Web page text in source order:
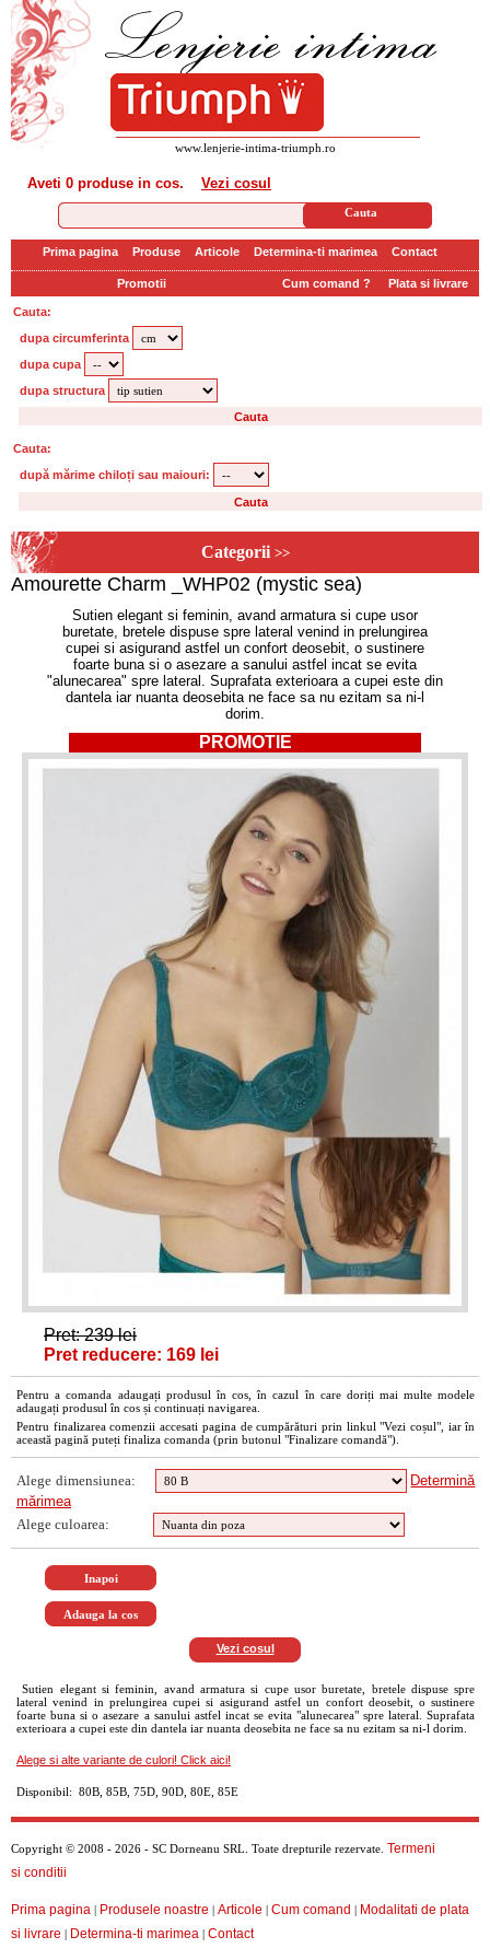
www.lenjerie-intima-triumph.ro
Aveti 0 produse in cos. Vezi cosul
Prima pagina Produse Articole Determina-ti marimea Contact
Promotii Cum comand ? Plata si livrare
Cauta:
dupa circumferinta
dupa cupa
dupa structura
Cauta:
după mărime chiloți sau maiouri:
Categorii >>
Amourette Charm _WHP02 (mystic sea)
Sutien elegant si feminin, avand armatura si cupe usor
buretate, bretele dispuse spre lateral venind in prelungirea
cupei si asigurand astfel un confort deosebit, o sustinere
foarte buna si o asezare a sanului astfel incat se evita
"alunecarea" spre lateral. Suprafata exterioara a cupei este din
dantela iar nuanta deosebita ne face sa nu ezitam sa ni-l
dorim.
PROMOTIE
Pret: 239 lei
Pret reducere: 169 lei
Pentru a comanda adaugați produsul în cos, în cazul în care doriți mai multe modele
adaugați produsul în cos și continuați navigarea.
Pentru finalizarea comenzii accesati pagina de cumpărături prin linkul "Vezi coșul", iar în
această pagină puteți finaliza comanda (prin butonul "Finalizare comandă").
Alege dimensiunea:
Determină
mărimea
Alege culoarea:
Vezi cosul
Sutien elegant si feminin, avand armatura si cupe usor buretate, bretele dispuse spre
lateral venind in prelungirea cupei si asigurand astfel un confort deosebit, o sustinere
foarte buna si o asezare a sanului astfel incat se evita "alunecarea" spre lateral. Suprafata
exterioara a cupei este din dantela iar nuanta deosebita ne face sa nu ezitam sa ni-l dorim.
Alege si alte variante de culori! Click aici!
Disponibil: 80B, 85B, 75D, 90D, 80E, 85E
Copyright © 2008 - 2026 - SC Dorneanu SRL. Toate drepturile rezervate. Termeni
si conditii
Prima pagina | Produsele noastre | Articole | Cum comand | Modalitati de plata
si livrare | Determina-ti marimea | Contact